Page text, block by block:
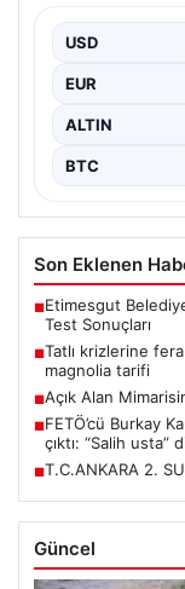
Soslu Çilekli
USD
EUR
ALTIN
BTC
Son Eklenen
■Etimesgut
Test Sonuçları
■Tatlı krizlerine
magnolia tarifi
■Açık Alan
■FETÖ’cü Burkay
çıktı: “Salih usta”
■T.C.ANKARA 2.
Güncel